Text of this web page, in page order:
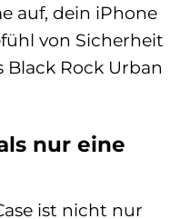
auf, dein iPhone
von Sicherheit
Black Rock Urban
nur eine
ist nicht nur